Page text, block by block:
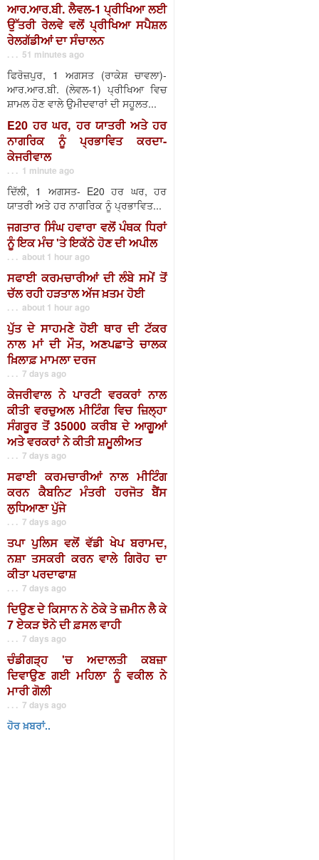
ਆਰ.ਆਰ.ਬੀ. ਲੈਵਲ-1 ਪ੍ਰੀਖਿਆ ਲਈ
ਉੱਤਰੀ ਰੇਲਵੇ ਵਲੋਂ ਪ੍ਰੀਖਿਆ ਸਪੈਸ਼ਲ
ਰੇਲਗੱਡੀਆਂ ਦਾ ਸੰਚਾਲਨ
. . . 51 minutes ago
ਫਿਰੋਜ਼ਪੁਰ, 1 ਅਗਸਤ (ਰਾਕੇਸ਼ ਚਾਵਲਾ)-
ਆਰ.ਆਰ.ਬੀ. (ਲੇਵਲ-1) ਪ੍ਰੀਖਿਆ ਵਿਚ
ਸ਼ਾਮਲ ਹੋਣ ਵਾਲੇ ਉਮੀਦਵਾਰਾਂ ਦੀ ਸਹੂਲਤ...
E20 ਹਰ ਘਰ, ਹਰ ਯਾਤਰੀ ਅਤੇ ਹਰ
ਨਾਗਰਿਕ ਨੂੰ ਪ੍ਰਭਾਵਿਤ ਕਰਦਾ-
ਕੇਜਰੀਵਾਲ
. . . 1 minute ago
ਦਿੱਲੀ, 1 ਅਗਸਤ- E20 ਹਰ ਘਰ, ਹਰ
ਯਾਤਰੀ ਅਤੇ ਹਰ ਨਾਗਰਿਕ ਨੂੰ ਪ੍ਰਭਾਵਿਤ...
ਜਗਤਾਰ ਸਿੰਘ ਹਵਾਰਾ ਵਲੋਂ ਪੰਥਕ ਧਿਰਾਂ
ਨੂੰ ਇਕ ਮੰਚ 'ਤੇ ਇਕੱਠੇ ਹੋਣ ਦੀ ਅਪੀਲ
. . . about 1 hour ago
ਸਫਾਈ ਕਰਮਚਾਰੀਆਂ ਦੀ ਲੰਬੇ ਸਮੇਂ ਤੋਂ
ਚੱਲ ਰਹੀ ਹੜਤਾਲ ਅੱਜ ਖ਼ਤਮ ਹੋਈ
. . . about 1 hour ago
ਪੁੱਤ ਦੇ ਸਾਹਮਣੇ ਹੋਈ ਥਾਰ ਦੀ ਟੱਕਰ
ਨਾਲ ਮਾਂ ਦੀ ਮੌਤ, ਅਣਪਛਾਤੇ ਚਾਲਕ
ਖ਼ਿਲਾਫ਼ ਮਾਮਲਾ ਦਰਜ
. . . 7 days ago
ਕੇਜਰੀਵਾਲ ਨੇ ਪਾਰਟੀ ਵਰਕਰਾਂ ਨਾਲ
ਕੀਤੀ ਵਰਚੁਅਲ ਮੀਟਿੰਗ ਵਿਚ ਜ਼ਿਲ੍ਹਾ
ਸੰਗਰੂਰ ਤੋਂ 35000 ਕਰੀਬ ਦੇ ਆਗੂਆਂ
ਅਤੇ ਵਰਕਰਾਂ ਨੇ ਕੀਤੀ ਸ਼ਮੂਲੀਅਤ
. . . 7 days ago
ਸਫਾਈ ਕਰਮਚਾਰੀਆਂ ਨਾਲ ਮੀਟਿੰਗ
ਕਰਨ ਕੈਬਨਿਟ ਮੰਤਰੀ ਹਰਜੋਤ ਬੈਂਸ
ਲੁਧਿਆਣਾ ਪੁੱਜੇ
. . . 7 days ago
ਤਪਾ ਪੁਲਿਸ ਵਲੋਂ ਵੱਡੀ ਖੇਪ ਬਰਾਮਦ,
ਨਸ਼ਾ ਤਸਕਰੀ ਕਰਨ ਵਾਲੇ ਗਿਰੋਹ ਦਾ
ਕੀਤਾ ਪਰਦਾਫਾਸ਼
. . . 7 days ago
ਦਿਉਣ ਦੇ ਕਿਸਾਨ ਨੇ ਠੇਕੇ ਤੇ ਜ਼ਮੀਨ ਲੈ ਕੇ
7 ਏਕੜ ਝੋਨੇ ਦੀ ਫ਼ਸਲ ਵਾਹੀ
. . . 7 days ago
ਚੰਡੀਗੜ੍ਹ 'ਚ ਅਦਾਲਤੀ ਕਬਜ਼ਾ
ਦਿਵਾਉਣ ਗਈ ਮਹਿਲਾ ਨੂੰ ਵਕੀਲ ਨੇ
ਮਾਰੀ ਗੋਲੀ
. . . 7 days ago
ਹੋਰ ਖ਼ਬਰਾਂ..